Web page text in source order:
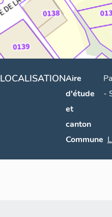
LOCALISATIONAire
d'étude
et
canton
-
Commune